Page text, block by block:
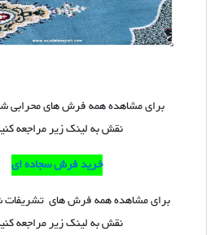
برای مشاهده همه فرش های محرابی
نقش به لینک زیر مراجعه
خرید فرش سجاده ای
برای مشاهده همه فرش های
نقش به لینک زیر مراجعه